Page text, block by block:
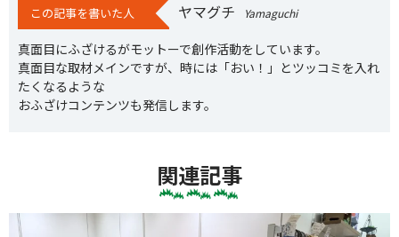
この記事を書いた人 ヤマグチ Yamaguchi
真面目にふざけるがモットーで創作活動をしています。
真面目な取材メインですが、時には「おい！」とツッコミを入れ
たくなるような
おふざけコンテンツも発信します。
関連記事